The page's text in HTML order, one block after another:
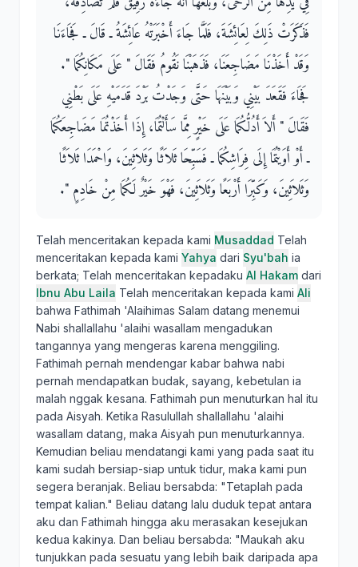
فَذَكَرَتْ ذَلِكَ لِعَائِشَةَ، فَلَمَّا جَاءَ أَخْبَرَتْهُ عَائِشَةُ ـ قَالَ ـ فَجَاءَنَا
وَقَدْ أَخَذْنَا مَضَاجِعَنَا، فَذَهَبْنَا نَقُومُ فَقَالَ ‏"‏ عَلَى مَكَانِكُمَا ‏"‏‏.‏
فَجَاءَ فَقَعَدَ بَيْنِي وَبَيْنَهَا حَتَّى وَجَدْتُ بَرْدَ قَدَمَيْهِ عَلَى بَطْنِي
فَقَالَ ‏"‏ أَلاَ أَدُلُّكُمَا عَلَى خَيْرٍ مِمَّا سَأَلْتُمَا، إِذَا أَخَذْتُمَا مَضَاجِعَكُمَا
ـ أَوْ أَوَيْتُمَا إِلَى فِرَاشِكُمَا ـ فَسَبِّحَا ثَلاَثًا وَثَلاَثِينَ، وَاحْمَدَا ثَلاَثًا
وَثَلاَثِينَ، وَكَبِّرَا أَرْبَعًا وَثَلاَثِينَ، فَهْوَ خَيْرٌ لَكُمَا مِنْ خَادِمٍ ‏"‏‏.‏
Telah menceritakan kepada kami Musaddad Telah
menceritakan kepada kami Yahya dari Syu'bah ia
berkata; Telah menceritakan kepadaku Al Hakam dari
Ibnu Abu Laila Telah menceritakan kepada kami Ali
bahwa Fathimah 'Alaihimas Salam datang menemui
Nabi shallallahu 'alaihi wasallam mengadukan
tangannya yang mengeras karena menggiling.
Fathimah pernah mendengar kabar bahwa nabi
pernah mendapatkan budak, sayang, kebetulan ia
malah nggak kesana. Fathimah pun menuturkan hal itu
pada Aisyah. Ketika Rasulullah shallallahu 'alaihi
wasallam datang, maka Aisyah pun menuturkannya.
Kemudian beliau mendatangi kami yang pada saat itu
kami sudah bersiap-siap untuk tidur, maka kami pun
segera beranjak. Beliau bersabda: "Tetaplah pada
tempat kalian." Beliau datang lalu duduk tepat antara
aku dan Fathimah hingga aku merasakan kesejukan
kedua kakinya. Dan beliau bersabda: "Maukah aku
tunjukkan pada sesuatu yang lebih baik daripada apa